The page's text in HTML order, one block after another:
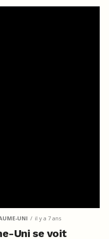
UNI il y a 7 ans
Uni se voit